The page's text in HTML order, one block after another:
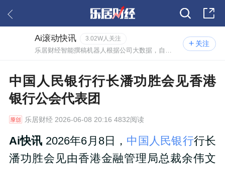
关注
Ai滚动快讯 3.02W人关注
中国人民银行行长潘功胜会见香港
银行公会代表团
乐居财经2026-06-08 20:16 4832阅读
Ai快讯 2026年6月8日， 中国人民银行行长
潘功胜会见由香港金融管理局总裁余伟文